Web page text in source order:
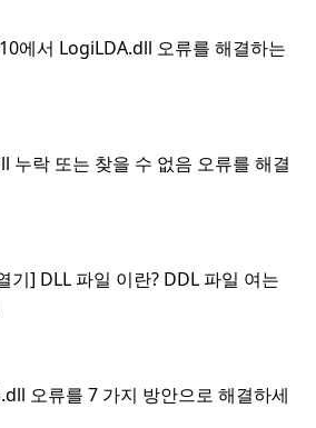
에서 LogiLDA.dll 오류를 해결하는
누락 또는 찾을 수 없음 오류를 해결
기] DLL 파일 이란? DDL 파일 여는
오류를 7 가지 방안으로 해결하세